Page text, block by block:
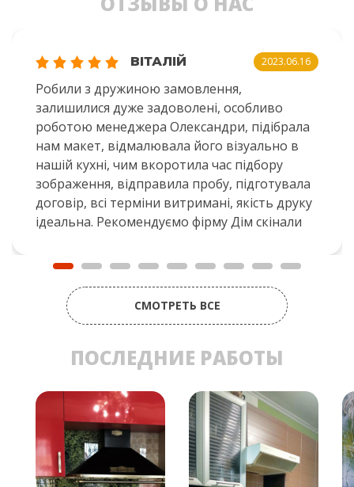
ВІТАЛІЙ 2023.06.16
Робили з дружиною замовлення,
залишилися дуже задоволені, особливо
роботою менеджера Олександри, підібрала
нам макет, відмалювала його візуально в
нашій кухні, чим вкоротила час підбору
зображення, відправила пробу, підготувала
договір, всі терміни витримані, якість друку
ідеальна. Рекомендуємо фірму Дім скінали
СМОТРЕТЬ ВСЕ
ПОСЛЕДНИЕ РАБОТЫ